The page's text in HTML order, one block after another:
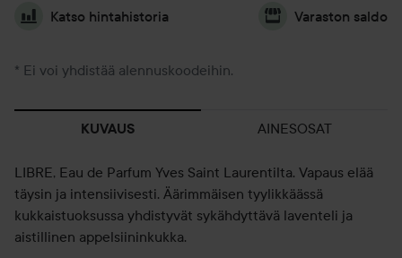
Katso hintahistoria Varaston saldo
* Ei voi yhdistää alennuskoodeihin.
KUVAUS AINESOSAT
LIBRE, Eau de Parfum Yves Saint Laurentilta. Vapaus elää
täysin ja intensiivisesti. Äärimmäisen tyylikkäässä
kukkaistuoksussa yhdistyvät sykähdyttävä laventeli ja
aistillinen appelsiininkukka.